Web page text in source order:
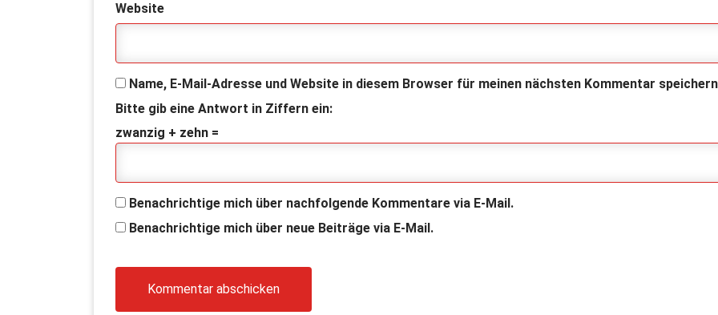
Website
Name, E-Mail-Adresse und Website in diesem Browser für meinen nächsten Kommentar
Bitte gib eine Antwort in Ziffern ein:
zwanzig + zehn =
Benachrichtige mich über nachfolgende Kommentare via E-Mail.
Benachrichtige mich über neue Beiträge via E-Mail.